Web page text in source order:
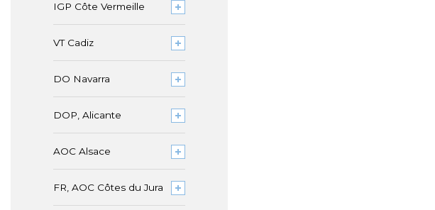
IGP Côte Vermeille
VT Cadiz
DO Navarra
DOP, Alicante
AOC Alsace
FR, AOC Côtes du Jura